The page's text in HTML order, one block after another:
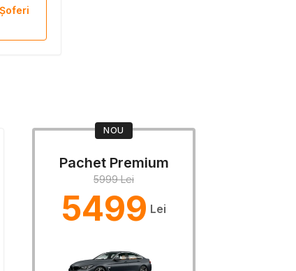
NOU
Pachet Premium
5999 Lei
5499 Lei